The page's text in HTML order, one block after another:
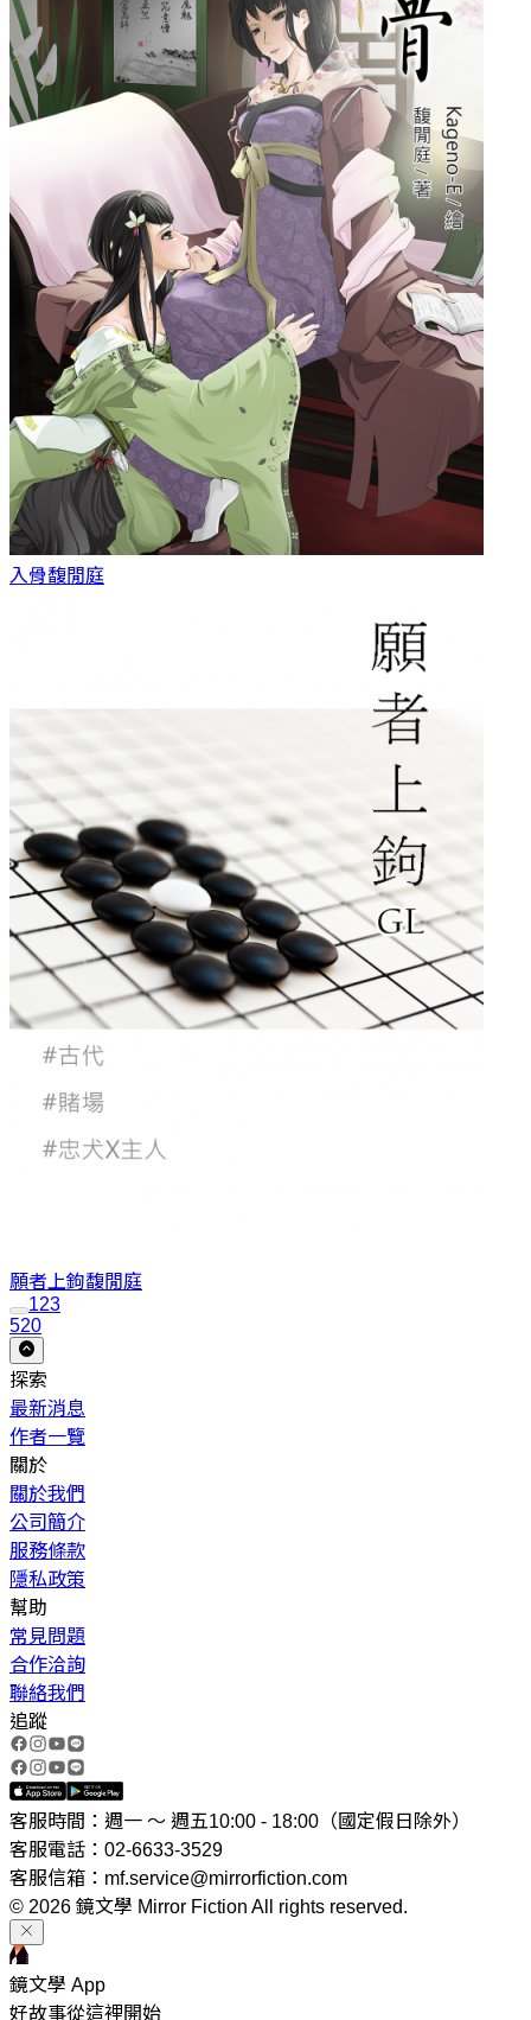
入骨馥閒庭
願者上鉤馥閒庭
123
520
探索
最新消息
作者一覽
關於
關於我們
公司簡介
服務條款
隱私政策
幫助
常見問題
合作洽詢
聯絡我們
追蹤
客服時間：週一 ～ 週五10:00 - 18:00（國定假日除外）
客服電話：02-6633-3529
客服信箱：mf.service@mirrorfiction.com
© 2026 鏡文學 Mirror Fiction All rights reserved.
鏡文學 App
好故事從這裡開始